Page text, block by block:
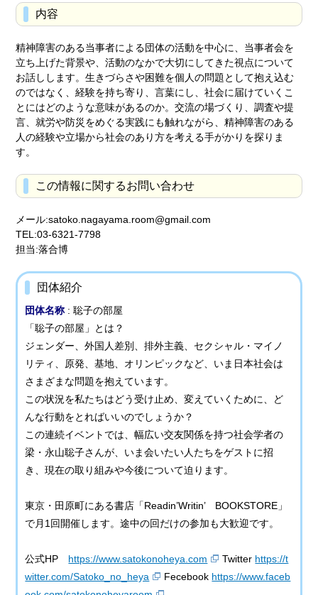
内容
精神障害のある当事者による団体の活動を中心に、当事者会を
立ち上げた背景や、活動のなかで大切にしてきた視点について
お話しします。生きづらさや困難を個人の問題として抱え込む
のではなく、経験を持ち寄り、言葉にし、社会に届けていくこ
とにはどのような意味があるのか。交流の場づくり、調査や提
言、就労や防災をめぐる実践にも触れながら、精神障害のある
人の経験や立場から社会のあり方を考える手がかりを探りま
す。
この情報に関するお問い合わせ
メール:satoko.nagayama.room@gmail.com
TEL:03-6321-7798
担当:落合博
団体紹介
団体名称 : 聡子の部屋
「聡子の部屋」とは？
ジェンダー、外国人差別、排外主義、セクシャル・マイノ
リティ、原発、基地、オリンピックなど、いま日本社会は
さまざまな問題を抱えています。
この状況を私たちはどう受け止め、変えていくために、ど
んな行動をとればいいのでしょうか？
この連続イベントでは、幅広い交友関係を持つ社会学者の
梁・永山聡子さんが、いま会いたい人たちをゲストに招
き、現在の取り組みや今後について迫ります。
東京・田原町にある書店「Readin’Writin’ BOOKSTORE」
で月1回開催します。途中の回だけの参加も大歓迎です。
公式HP https://www.satokonoheya.com Twitter https://t
witter.com/Satoko_no_heya
Fecebook https://www.faceb